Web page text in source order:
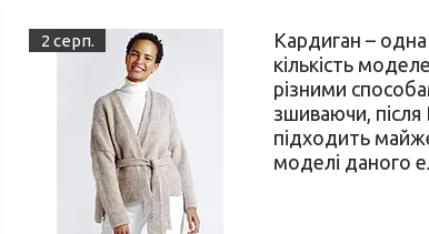
2 серп.
Кардиган –
кількість
різними
зшиваючи,
підходить
моделі даного